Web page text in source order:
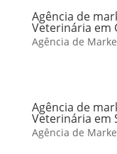
Agência de
Veterinária em
Agência de
Agência de
Veterinária em
Agência de